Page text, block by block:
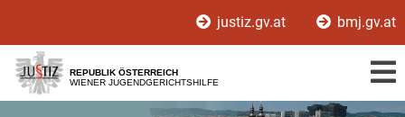
[1]
[2]
[3]
justiz.gv.at bmj.gv.at
REPUBLIK ÖSTERREICH
WIENER JUGENDGERICHTSHILFE